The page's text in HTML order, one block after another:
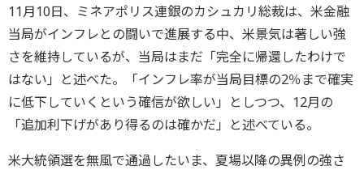
11月10日、ミネアポリス連銀のカシュカリ総裁は、米金融
当局がインフレとの闘いで進展する中、米景気は著しい強
さを維持しているが、当局はまだ「完全に帰還したわけで
はない」と述べた。「インフレ率が当局目標の2％まで確実
に低下していくという確信が欲しい」としつつ、12月の
「追加利下げがあり得るのは確かだ」と述べている。
米大統領選を無風で通過したいま、夏場以降の異例の強さ